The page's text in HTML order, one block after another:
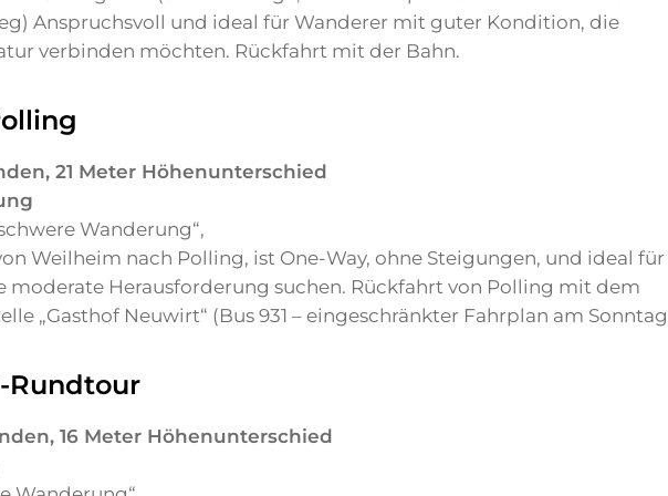
Anspruchsvoll und ideal für Wanderer mit guter Kondition, die
verbinden möchten. Rückfahrt mit der Bahn.
21 Meter Höhenunterschied
Wanderung“,
Weilheim nach Polling, ist One-Way, ohne Steigungen, und ideal für
moderate Herausforderung suchen. Rückfahrt von Polling mit dem
„Gasthof Neuwirt“ (Bus 931 – eingeschränkter Fahrplan am
Rundtour
16 Meter Höhenunterschied